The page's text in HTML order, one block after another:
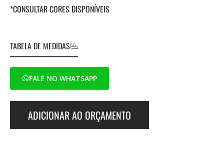
*CONSULTAR CORES DISPONÍVEIS
TABELA DE MEDIDAS
FALE NO WHATSAPP
ADICIONAR AO ORÇAMENTO